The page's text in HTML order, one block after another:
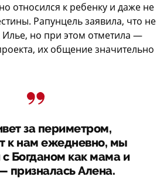
относился к ребенку и даже не
Рапунцель заявила, что не
Илье, но при этом отметила —
их общение значительно
за периметром,
к нам ежедневно, мы
Богданом как мама и
призналась Алена.